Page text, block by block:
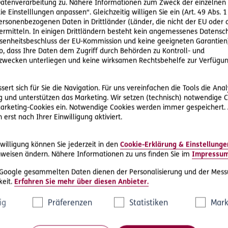
zu. Nähere Informationen zum Zweck der einzelnen
Einstelllungen anpassen“. Gleichzeitig willigen Sie ein (Art. 49 Abs. 1
Daten in Drittländer (Länder, die nicht der EU oder
In einigen Drittländern besteht kein angemessenes
der EU-Kommission und keine geeigneten
dass Ihre Daten dem Zugriff durch Behörden zu Kontroll- und
unterliegen und keine wirksamen Rechtsbehelfe zur
sich für Sie die Navigation. Für uns vereinfachen die Tools die
und unterstützen das Marketing. Wir setzen (technisch) notwendige
Cookies ein. Notwendige Cookies werden immer
erst nach Ihrer Einwilligung aktiviert.
können Sie jederzeit in den Cookie-Erklärung &
ändern. Nähere Informationen zu uns finden Sie im
gesammelten Daten dienen der Personalisierung und der
Erfahren Sie mehr über diesen Anbieter.
Präferenzen Statistiken
#Haus #Wohnung
Wohnungswechsel - Was passiert
mit meiner Haushaltsversicherung?
Gilt der Schutz Ihrer Haushaltsversicherung
umziehen?